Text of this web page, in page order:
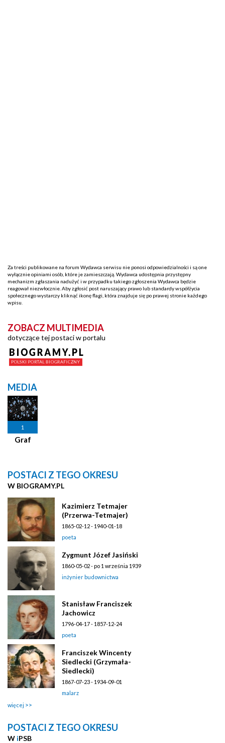
Za treści publikowane na forum Wydawca serwisu nie ponosi odpowiedzialności i są one
wyłącznie opiniami osób, które je zamieszczają. Wydawca udostępnia przystępny
mechanizm zgłaszania nadużyć i w przypadku takiego zgłoszenia Wydawca będzie
reagował niezwłocznie. Aby zgłosić post naruszający prawo lub standardy współżycia
społecznego wystarczy kliknąć ikonę flagi, która znajduje się po prawej stronie każdego
wpisu.
ZOBACZ MULTIMEDIA
dotyczące tej postaci w portalu
MEDIA
1
Graf
POSTACI Z TEGO OKRESU
W BIOGRAMY.PL
Kazimierz Tetmajer
(Przerwa-Tetmajer)
1865-02-12 - 1940-01-18
poeta
Zygmunt Józef Jasiński
1860-05-02 - po 1 września 1939
inżynier budownictwa
Stanisław Franciszek
Jachowicz
1796-04-17 - 1857-12-24
poeta
Franciszek Wincenty
Siedlecki (Grzymała-
Siedlecki)
1867-07-23 - 1934-09-01
malarz
więcej
POSTACI Z TEGO OKRESU
W iPSB